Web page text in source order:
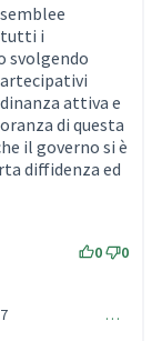
tutti i
svolgendo
attiva e
di questa
il governo si è
diffidenza ed
0 0
…